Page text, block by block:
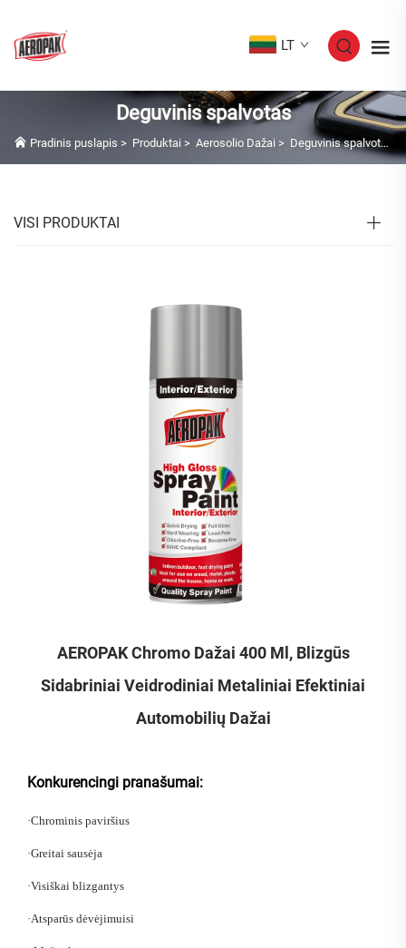
LT
Deguvinis spalvotas
Pradinis puslapis > Produktai > Aerosolio Dažai > Deguvinis spalvotas
VISI PRODUKTAI
AEROPAK Chromo Dažai 400 Ml, Blizgūs
Sidabriniai Veidrodiniai Metaliniai Efektiniai
Automobilių Dažai
Konkurencingi pranašumai:
·Chrominis paviršius
·Greitai sausėja
·Visiškai blizgantys
·Atsparūs dėvėjimuisi